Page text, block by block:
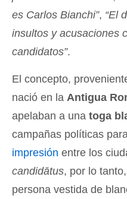
es Carlos Bianchi”, “El
insultos y acusaciones
candidatos”.
El concepto,
nació en la Antigua
apelaban a una toga
campañas políticas
impresión entre los
candidātus, por lo
persona vestida de